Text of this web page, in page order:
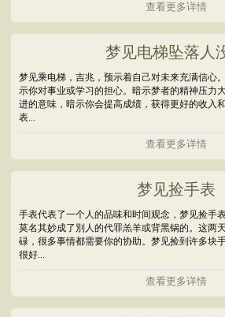
查看更多详情
梦见电梯坠落人
梦见乘电梯，吉兆，预示着自己对未来充满信心
示你对事业或学习的担心。暗示梦者的精神压力
进的意味，暗示你会提高成绩，获得更好的收入
表...
查看更多详情
梦见捡手表
手表代表了一个人的品味和时间观念，梦见捡手
莫名其妙成了別人的代罪羔羊或背黑锅的。这两
碌，很多事情都需要你的协助。梦见捡到许多块
很好...
查看更多详情